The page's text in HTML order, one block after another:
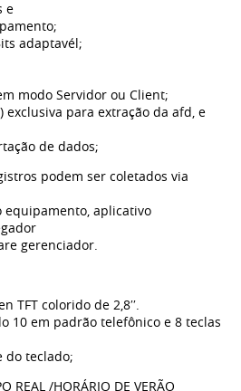
e
adaptavél;
modo Servidor ou Client;
exclusiva para extração da afd, e
de dados;
podem ser coletados via
equipamento, aplicativo
gerenciador.
TFT colorido de 2,8′′.
10 em padrão telefônico e 8 teclas
do teclado;
REAL /HORÁRIO DE VERÃO